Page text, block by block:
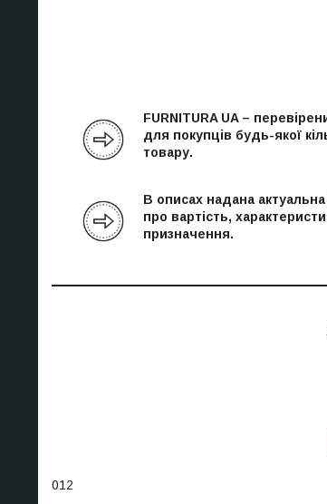
FURNITURA UA –
для покупців будь-якої
товару.
В описах надана
про вартість,
призначення.
012